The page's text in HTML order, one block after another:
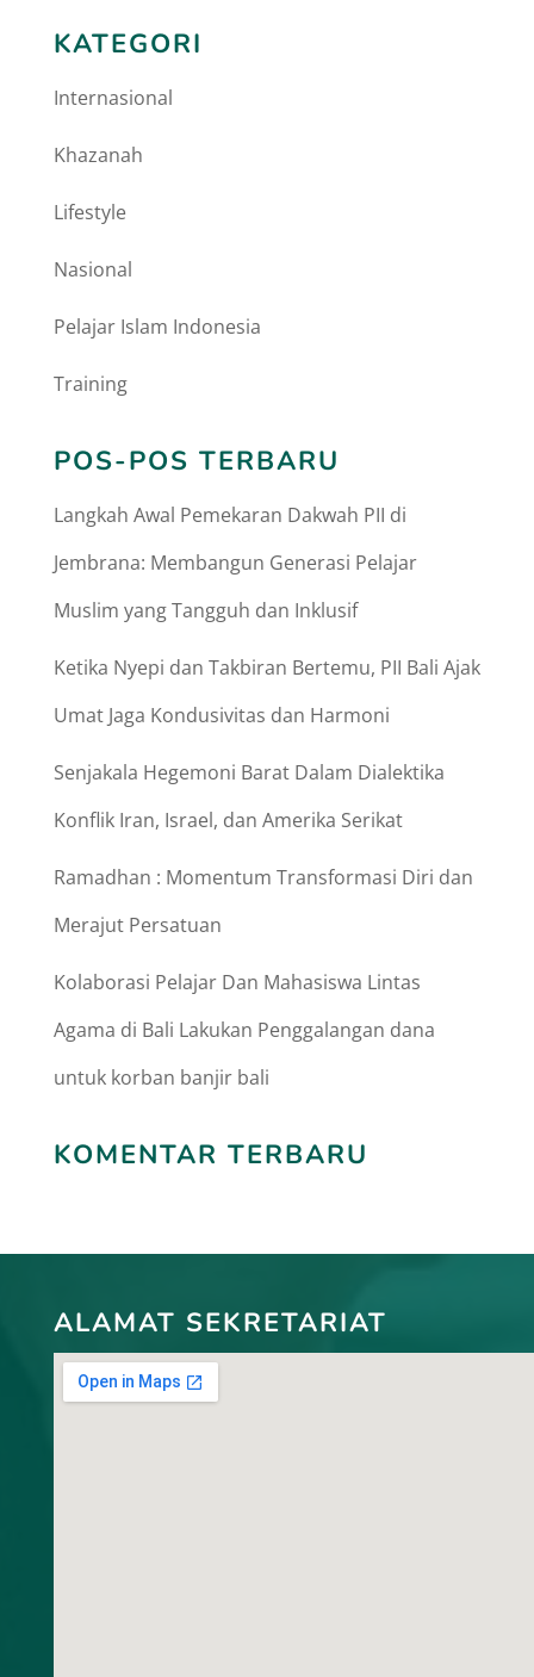
KATEGORI
Internasional
Khazanah
Lifestyle
Nasional
Pelajar Islam Indonesia
Training
POS-POS TERBARU
Langkah Awal Pemekaran Dakwah PII di
Jembrana: Membangun Generasi Pelajar
Muslim yang Tangguh dan Inklusif
Ketika Nyepi dan Takbiran Bertemu, PII Bali Ajak
Umat Jaga Kondusivitas dan Harmoni
Senjakala Hegemoni Barat Dalam Dialektika
Konflik Iran, Israel, dan Amerika Serikat
Ramadhan : Momentum Transformasi Diri dan
Merajut Persatuan
Kolaborasi Pelajar Dan Mahasiswa Lintas
Agama di Bali Lakukan Penggalangan dana
untuk korban banjir bali
KOMENTAR TERBARU
ALAMAT SEKRETARIAT